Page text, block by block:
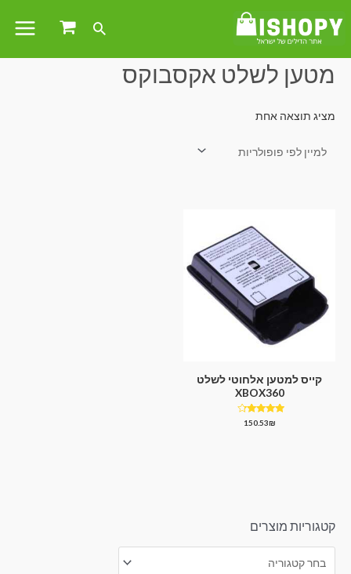
קטגוריות מוצרים
עמוד הבית/ מוצרים המתויגים “מטען לשלט אקסבוקס”
מטען לשלט אקסבוקס
מציג תוצאה אחת
קייס למטען אלחוטי לשלט
XBOX360
דורג
150.53₪